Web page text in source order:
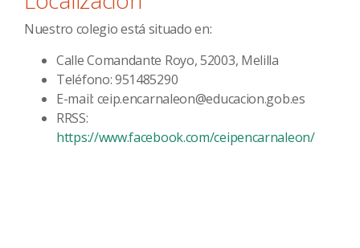
Nuestro colegio está situado en:
Calle Comandante Royo, 52003, Melilla
Teléfono: 951485290
E-mail: ceip.encarnaleon@educacion.gob.es
RRSS:
https://www.facebook.com/ceipencarnaleon/